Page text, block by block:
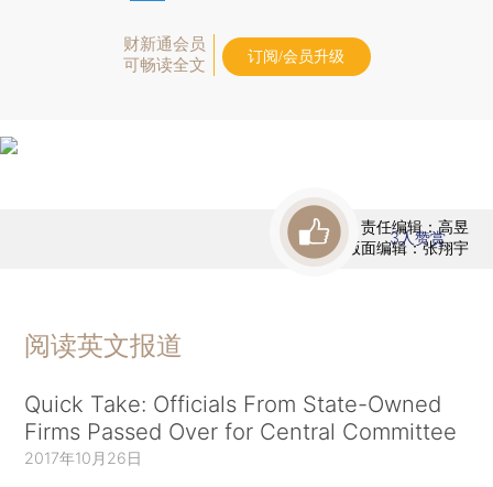
财新通会员
可畅读全文
订阅/会员升级
责任编辑：高昱
版面编辑：张翔宇
3人赞赏
阅读英文报道
Quick Take: Officials From State-Owned
Firms Passed Over for Central Committee
2017年10月26日